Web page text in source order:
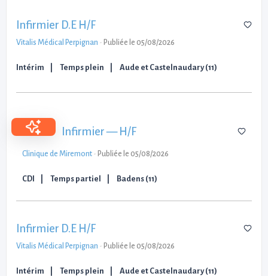
Infirmier D.E H/F
Vitalis Médical Perpignan - Publiée le 05/08/2026
Intérim Temps plein Aude et Castelnaudary (11)
Infirmier — H/F
Clinique de Miremont - Publiée le 05/08/2026
CDI Temps partiel Badens (11)
Infirmier D.E H/F
Vitalis Médical Perpignan - Publiée le 05/08/2026
Intérim Temps plein Aude et Castelnaudary (11)